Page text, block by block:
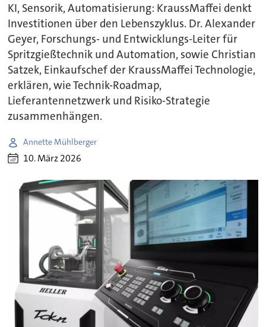
KI, Sensorik, Automatisierung: KraussMaffei denkt
Investitionen über den Lebenszyklus. Dr. Alexander
Geyer, Forschungs- und Entwicklungs-Leiter für
Spritzgießtechnik und Automation, sowie Christian
Satzek, Einkaufschef der KraussMaffei Technologie,
erklären, wie Technik-Roadmap,
Lieferantennetzwerk und Risiko-Strategie
zusammenhängen.
Annette Mühlberger
10. März 2026